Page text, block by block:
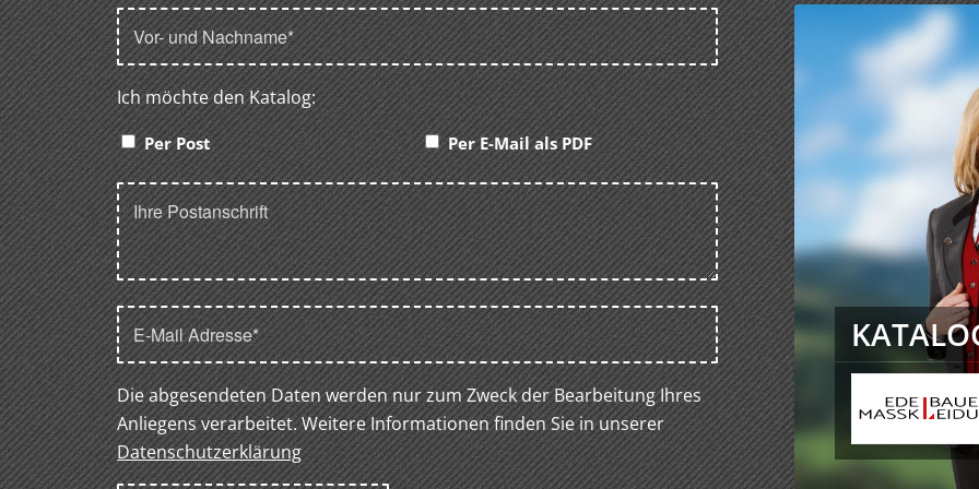
Ich möchte den Katalog:
Per Post Per E-Mail als PDF
Die abgesendeten Daten werden nur zum Zweck der Bearbeitung Ihres
Anliegens verarbeitet. Weitere Informationen finden Sie in unserer
Datenschutzerklärung